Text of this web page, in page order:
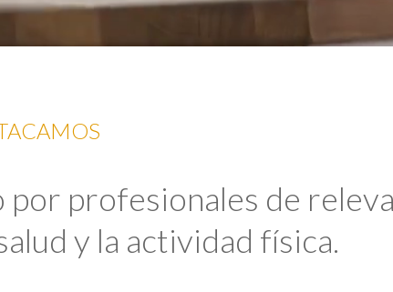
profesionales de
y la actividad física.